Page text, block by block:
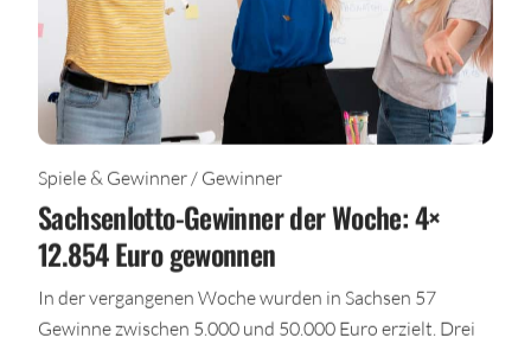
Spiele & Gewinner / Gewinner
Sachsenlotto-Gewinner der Woche: 4×
12.854 Euro gewonnen
In der vergangenen Woche wurden in Sachsen 57
Gewinne zwischen 5.000 und 50.000 Euro erzielt. Drei